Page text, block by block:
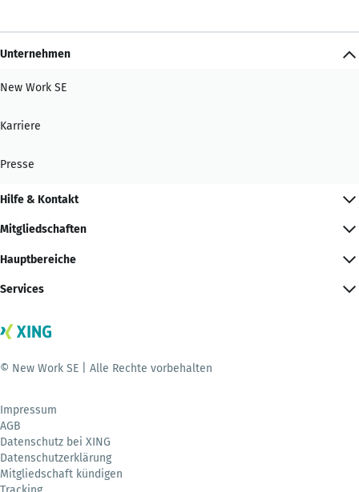
Unternehmen
New Work SE
Karriere
Presse
Hilfe & Kontakt
Mitgliedschaften
Hauptbereiche
Services
© New Work SE | Alle Rechte vorbehalten
Impressum
AGB
Datenschutz bei XING
Datenschutzerklärung
Mitgliedschaft kündigen